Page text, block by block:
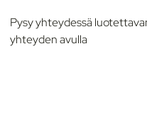
Pysy yhteydessä
yhteyden avulla